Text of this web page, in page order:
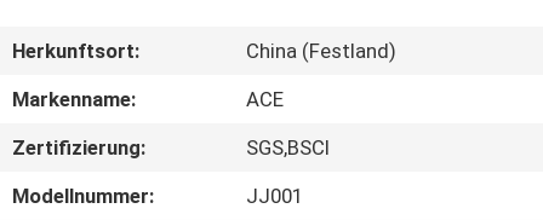
UNS
AUSFLUG
Herkunftsort:
China (Festland)
Markenname:
ACE
Zertifizierung:
SGS,BSCI
Modellnummer:
JJ001